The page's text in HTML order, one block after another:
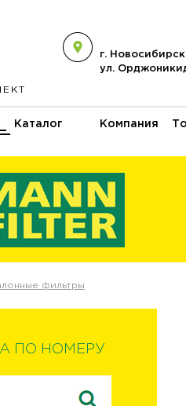
г. Новосибирск
ул.
Каталог Компания
фильтры
ПО НОМЕРУ